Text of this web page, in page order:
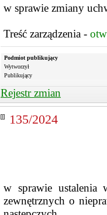
w sprawie zmiany
Treść zarządzenia -
Podmiot publikujący
Wytworzył
Publikujący
Rejestr zmian
135/2024
w sprawie ustalenia
zewnętrznych o